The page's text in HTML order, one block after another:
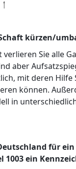
kürzen/
verlieren Sie alle
aber
mit deren Hilfe
können.
in
für
1003 ein